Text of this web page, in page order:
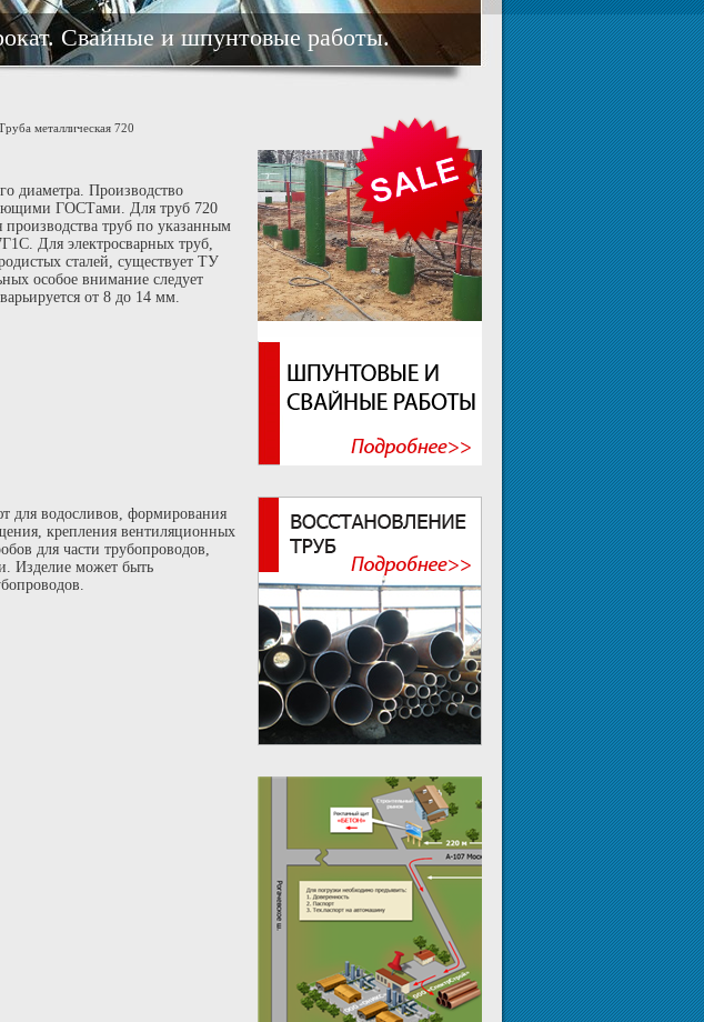
Свайные и шпунтовые работы.
металлическая 720
диаметра. Производство
ГОСТами. Для труб 720
труб по указанным
Для электросварных труб,
сталей, существует ТУ
особое внимание следует
от 8 до 14 мм.
для водосливов, формирования
крепления вентиляционных
для части трубопроводов,
Изделие может быть